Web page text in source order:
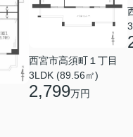
西宮市高須町１丁目
3LDK (89.56㎡)
2,799万円